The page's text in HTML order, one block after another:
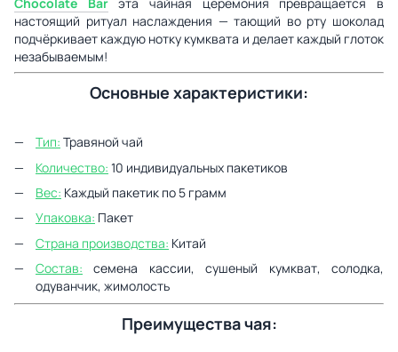
настоящий ритуал наслаждения — тающий во рту шоколад
подчёркивает каждую нотку кумквата и делает каждый глоток
незабываемым!
Основные характеристики:
Тип: Травяной чай
Количество: 10 индивидуальных пакетиков
Вес: Каждый пакетик по 5 грамм
Упаковка: Пакет
Страна производства: Китай
Состав: семена кассии, сушеный кумкват, солодка,
одуванчик, жимолость
Преимущества чая: